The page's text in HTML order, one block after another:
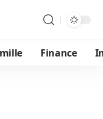
Finance